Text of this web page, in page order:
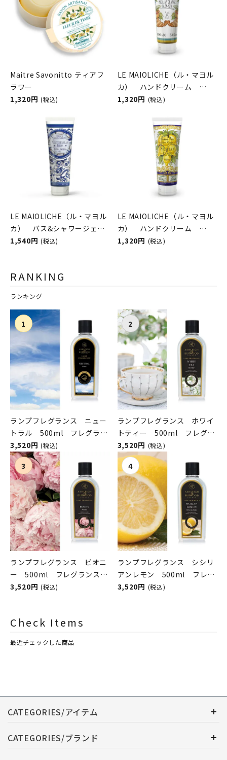
Maitre Savonitto ティアフ
ラワー
1,320円 (税込)
LE MAIOLICHE（ル・マヨル
カ） ハンドクリーム
Sicilian Orange
ンジブロッサム）
Rudy（ルディ）
1,320円 (税込)
LE MAIOLICHE（ル・マヨル
カ） バス&シャワージェ
ル Mediterranean
1,540円 (税込)
LE MAIOLICHE（ル・マヨル
カ） ハンドクリーム
Sicilian Lemon（シチリア
1,320円 (税込)
RANKING
ランキング
ランプフレグランス ニュー
トラル 500ml フレグラン
スランプ用オイル
ASHLEIGH&BURWOOD（ア
シュレイアンドバーウッド）
3,520円 (税込)
ランプフレグランス ホワイ
トティー 500ml フレグラ
ンスランプ用オイル
ASHLEIGH&BURWOOD（ア
シュレイアンドバーウッド）
3,520円 (税込)
ランプフレグランス ピオニ
ー 500ml フレグランスラ
ンプ用オイル
3,520円 (税込)
ランプフレグランス シシリ
アンレモン 500ml フレグ
ランスランプ用オイル
3,520円 (税込)
Check Items
最近チェックした商品
CATEGORIES/アイテム
CATEGORIES/ブランド